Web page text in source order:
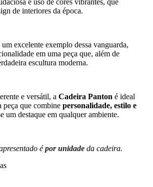
de interiores da época.
um excelente exemplo dessa vanguarda,
em uma peça que, além de
escultura moderna.
e versátil, a Cadeira Panton é ideal
peça que combine personalidade, estilo e
um destaque em qualquer ambiente.
épor unidade da cadeira.